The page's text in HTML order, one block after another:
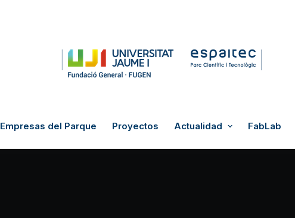
Empresas del Parque Proyectos Actualidad FabLab